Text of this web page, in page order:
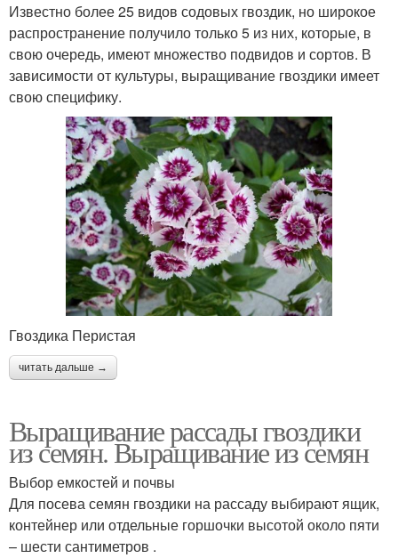
Известно более 25 видов содовых гвоздик, но широкое
распространение получило только 5 из них, которые, в
свою очередь, имеют множество подвидов и сортов. В
зависимости от культуры, выращивание гвоздики имеет
свою специфику.
Гвоздика Перистая
читать дальше →
Выращивание рассады гвоздики
из семян. Выращивание из семян
Выбор емкостей и почвы
Для посева семян гвоздики на рассаду выбирают ящик,
контейнер или отдельные горшочки высотой около пяти
– шести сантиметров .